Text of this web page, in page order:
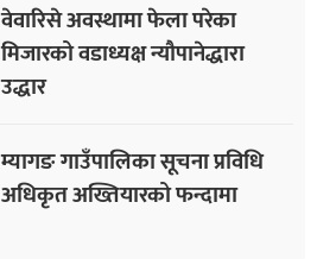
वेवारिसे अवस्थामा फेला परेका
मिजारको वडाध्यक्ष न्यौपानेद्धारा
उद्धार
म्यागङ गाउँपालिका सूचना प्रविधि
अधिकृत अख्तियारको फन्दामा